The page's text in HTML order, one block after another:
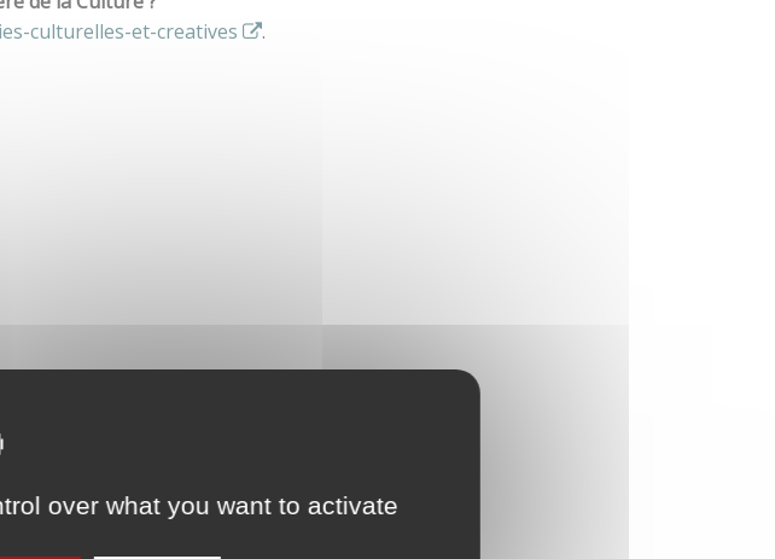
over what you want to activate
culturelles-et-creatives .